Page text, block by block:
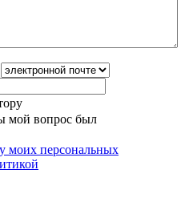
мой вопрос был
моих персональных